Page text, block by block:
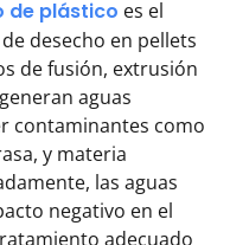
de plástico es el
desecho en pellets
de fusión, extrusión
aguas
contaminantes como
y materia
las aguas
negativo en el
adecuado